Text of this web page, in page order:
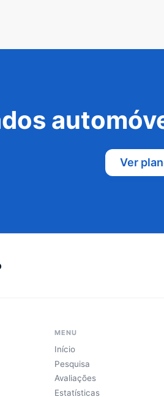
Ver
MENU
Início
Pesquisa
Avaliações
Estatísticas